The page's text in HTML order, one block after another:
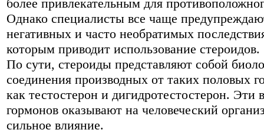
более привлекательным для
Однако специалисты все чаще
негативных и часто необратимых
которым приводит использование стероидов.
По сути, стероиды представляют собой
соединения производных от таких половых
как тестостерон и дигидротестостерон. Эти
гормонов оказывают на человеческий
сильное влияние.